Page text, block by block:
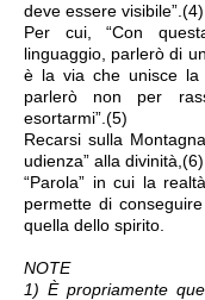
deve essere visibile”.(4)
Per cui, “Con
linguaggio, parlerò di
è la via che unisce
parlerò non per
esortarmi”.(5)
Recarsi sulla
udienza” alla
“Parola” in cui la
permette di
quella dello spirito.
NOTE
1) È propriamente